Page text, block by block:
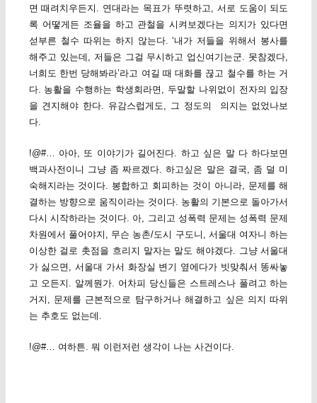
면 때려치우든지. 연대라는 목표가 뚜렷하고, 서로 도움이 되도
록 어떻게든 조율을 하고 관철을 시켜보겠다는 의지가 있다면
섣부른 철수 따위는 하지 않는다. ‘내가 저들을 위해서 봉사를
해주고 있는데, 저들은 그걸 무시하고 업신여기는군. 못참겠다,
너희도 한번 당해봐라’라고 여길 때 대화를 끊고 철수를 하는 거
다. 농활을 수행하는 학생회라면, 두말할 나위없이 전자의 입장
을 견지해야 한다. 유감스럽게도, 그 정도의 의지는 없었나보
다.
!@#… 아아, 또 이야기가 길어진다. 하고 싶은 말 다 하다보면
백과사전이니 그냥 좀 짜르겠다. 하고싶은 말은 결국, 좀 덜 미
숙해지라는 것이다. 봉합하고 회피하는 것이 아니라, 문제를 해
결하는 방향으로 움직이라는 것이다. 농활의 기본으로 돌아가서
다시 시작하라는 것이다. 아, 그리고 성폭력 문제는 성폭력 문제
차원에서 풀어야지, 무슨 농촌/도시 구도니, 서울대 여자니 하는
이상한 걸로 촛점을 흐리지 말자는 말도 해야겠다. 그냥 서울대
가 싫으면, 서울대 가서 화장실 변기 옆에다가 빗맞춰서 똥싸놓
고 오든지. 알께뭔가. 어차피 당신들은 스트레스나 풀려고 하는
거지, 문제를 근본적으로 탐구하거나 해결하고 싶은 의지 따위
는 추호도 없는데.
!@#… 여하튼. 뭐 이런저런 생각이 나는 사건이다.